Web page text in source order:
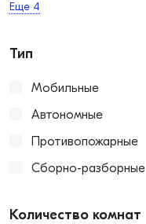
Еще 4
Тип
Мобильные
Автономные
Противопожарные
Сборно-разборные
Количество комнат